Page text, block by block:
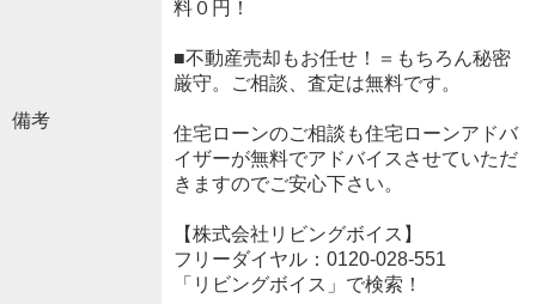
備考
料０円！
■不動産売却もお任せ！＝もちろん秘密
厳守。ご相談、査定は無料です。
住宅ローンのご相談も住宅ローンアドバ
イザーが無料でアドバイスさせていただ
きますのでご安心下さい。
【株式会社リビングボイス】
フリーダイヤル：0120-028-551
「リビングボイス」で検索！